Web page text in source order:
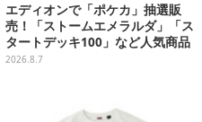
エディオンで「ポケカ」抽選販
売！「ストームエメラルダ」「ス
タートデッキ100」など人気商品
が対象
2026.8.7